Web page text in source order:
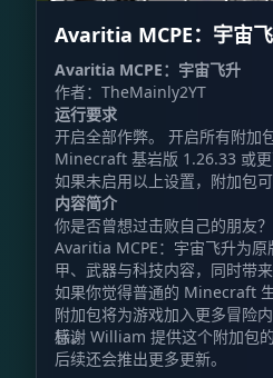
的物品、经验值和位置，比赛
返回大厅。 - **套装编辑：**
按照服务器需求调整装备配置
向其他玩家发起决斗邀请。 -
存 100 套自定义套装。 **包含的游戏模式** 插件提供
11 套预配置套装，说明中列出
**Classic（经典）：** 铁制盔
战斗技巧。 - **Diamond（钻
进行正面硬碰硬的战斗。 -
** 全套下界合金装备，并提供
**Archer（弓箭手）：** 使用
革盔甲。 - **UHC：** 使用金
治疗与战斗策略。 - **Sumo
击退将对手打下平台，需要准
**Gapple（金苹果）：** 一边
Avaritia MCPE：宇宙
Cosmic Ascension
Avaritia MCPE：宇宙飞升
作者：TheMainly2YT
运行要求
开启全部作弊。 开启所有附加
Minecraft 基岩版 1.26.33 或更
如果未启用以上设置，附加包可
内容简介
你是否曾想过击败自己的朋友？
Avaritia MCPE：宇宙飞升为
甲、武器与科技内容，同时带
如果你觉得普通的 Minecraft
附加包将为游戏加入更多冒险
标。
感谢 William 提供这个附加包的
后续还会推出更多更新。